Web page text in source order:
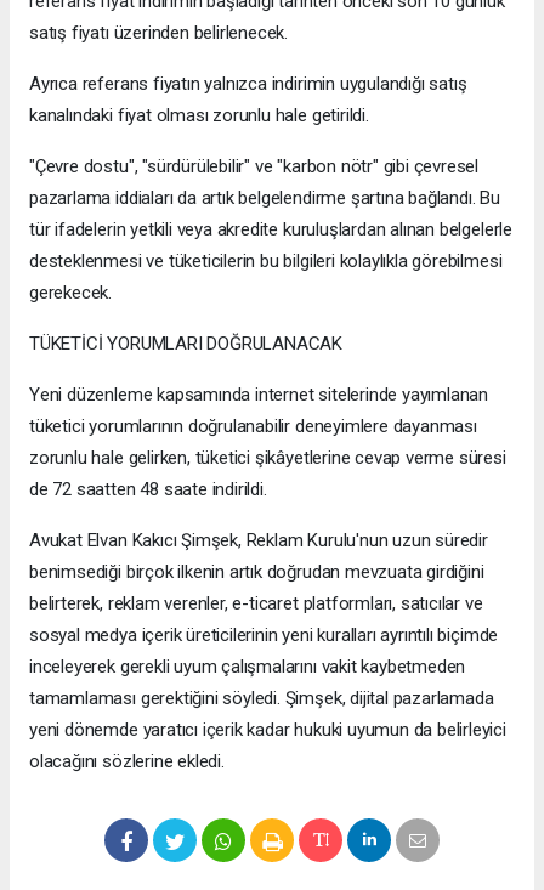
satış fiyatı üzerinden belirlenecek.
Ayrıca referans fiyatın yalnızca indirimin uygulandığı satış
kanalındaki fiyat olması zorunlu hale getirildi.
"Çevre dostu", "sürdürülebilir" ve "karbon nötr" gibi çevresel
pazarlama iddiaları da artık belgelendirme şartına bağlandı. Bu
tür ifadelerin yetkili veya akredite kuruluşlardan alınan belgelerle
desteklenmesi ve tüketicilerin bu bilgileri kolaylıkla görebilmesi
gerekecek.
TÜKETİCİ YORUMLARI DOĞRULANACAK
Yeni düzenleme kapsamında internet sitelerinde yayımlanan
tüketici yorumlarının doğrulanabilir deneyimlere dayanması
zorunlu hale gelirken, tüketici şikâyetlerine cevap verme süresi
de 72 saatten 48 saate indirildi.
Avukat Elvan Kakıcı Şimşek, Reklam Kurulu'nun uzun süredir
benimsediği birçok ilkenin artık doğrudan mevzuata girdiğini
belirterek, reklam verenler, e-ticaret platformları, satıcılar ve
sosyal medya içerik üreticilerinin yeni kuralları ayrıntılı biçimde
inceleyerek gerekli uyum çalışmalarını vakit kaybetmeden
tamamlaması gerektiğini söyledi. Şimşek, dijital pazarlamada
yeni dönemde yaratıcı içerik kadar hukuki uyumun da belirleyici
olacağını sözlerine ekledi.